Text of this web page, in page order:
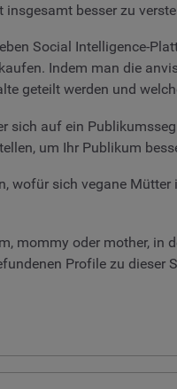
besser zu
Social Intelligence-
Indem man die
geteilt werden und
auf ein
um Ihr Publikum
wofür sich vegane
mommy oder mother, in
Profile zu dieser